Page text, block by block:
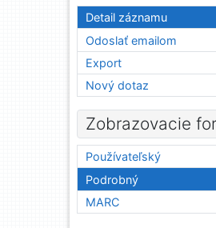
Detail záznamu
Odoslať emailom
Export
Nový dotaz
Zobrazovacie
Používateľský
Podrobný
MARC